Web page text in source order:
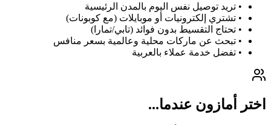
• تريد توصيل نفس اليوم بالمدن الرئيسية
• تشتري إلكترونيات أو موبايلات (مع كوبونات)
• تحتاج التقسيط بدون فوائد (تابي/تمارا)
• تبحث عن ماركات محلية وعالمية بسعر منافس
• تفضل خدمة عملاء بالعربية
اختر أمازون عندما...